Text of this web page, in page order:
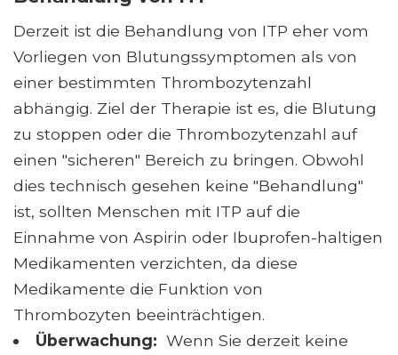
Derzeit ist die Behandlung von ITP eher vom
Vorliegen von Blutungssymptomen als von
einer bestimmten Thrombozytenzahl
abhängig. Ziel der Therapie ist es, die Blutung
zu stoppen oder die Thrombozytenzahl auf
einen "sicheren" Bereich zu bringen. Obwohl
dies technisch gesehen keine "Behandlung"
ist, sollten Menschen mit ITP auf die
Einnahme von Aspirin oder Ibuprofen-haltigen
Medikamenten verzichten, da diese
Medikamente die Funktion von
Thrombozyten beeinträchtigen.
Überwachung: Wenn Sie derzeit keine